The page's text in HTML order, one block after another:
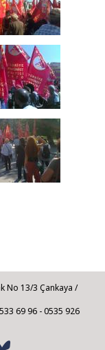
No 13/3 Çankaya /
69 96 - 0535 926